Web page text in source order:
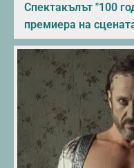
Спектакълът "100
премиера на